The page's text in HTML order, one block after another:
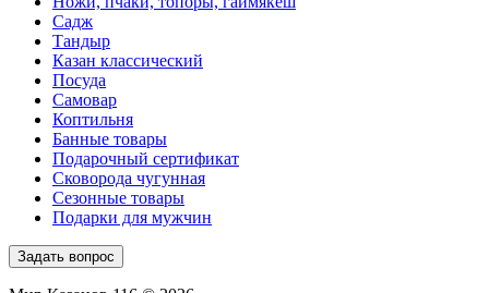
Садж
Тандыр
Казан классический
Посуда
Самовар
Коптильня
Банные товары
Подарочный сертификат
Сковорода чугунная
Сезонные товары
Подарки для мужчин
Задать вопрос